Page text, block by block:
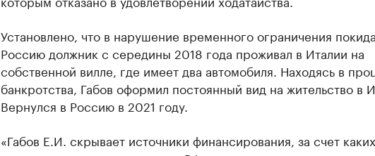
Установлено, что в нарушение временного ограничения
Россию должник с середины 2018 года проживал в Италии на
собственной вилле, где имеет два автомобиля. Находясь в
банкротства, Габов оформил постоянный вид на жительство в
Вернулся в Россию в 2021 году.
«Габов Е.И. скрывает источники финансирования, за счет каких